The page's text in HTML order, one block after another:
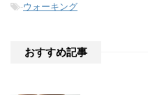
-ウォーキング
おすすめ記事